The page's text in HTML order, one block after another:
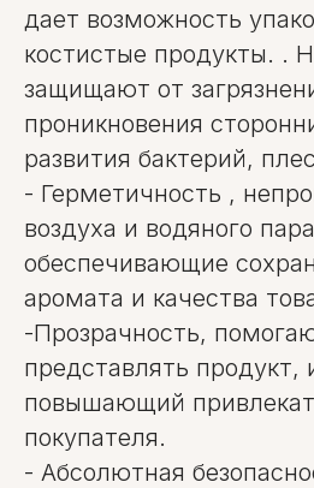
дает возможность
костистые продукты. .
защищают от
проникновения
развития бактерий,
- Герметичность ,
воздуха и водяного
обеспечивающие
аромата и качества
-Прозрачность,
представлять продукт,
повышающий
покупателя.
- Абсолютная